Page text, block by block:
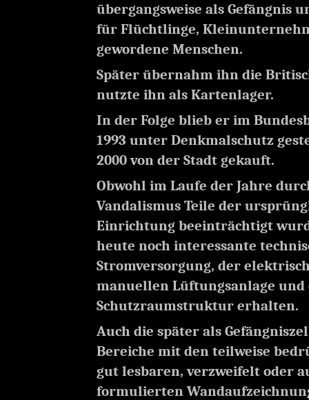
übergangsweise als Gefängnis
für Flüchtlinge,
gewordene Menschen.
Später übernahm ihn die
nutzte ihn als Kartenlager.
In der Folge blieb er im
1993 unter Denkmalschutz
2000 von der Stadt gekauft.
Obwohl im Laufe der Jahre
Vandalismus Teile der
Einrichtung beeinträchtigt
heute noch interessante
Stromversorgung, der
manuellen Lüftungsanlage
Schutzraumstruktur erhalten.
Auch die später als
Bereiche mit den teilweise
gut lesbaren, verzweifelt oder
formulierten